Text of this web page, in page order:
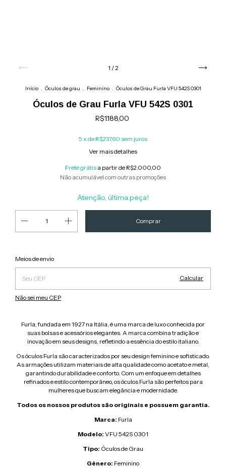
1 /2
Início . Óculos de grau . Feminino . Óculos de Grau Furla VFU 542S 0301
Óculos de Grau Furla VFU 542S 0301
R$1.188,00
5 x de R$237,60 sem juros
Ver mais detalhes
Frete grátis a partir de R$2.000,00
Não acumulável com outras promoções
Atenção, última peça!
Entregas para o CEP:
Meios de envio
Calcular
Não sei meu CEP
Furla, fundada em 1927 na Itália, é uma marca de luxo conhecida por
suas bolsas e acessórios elegantes. A marca combina tradição e
inovação em seus designs, refletindo a essência do estilo italiano.
Os óculos Furla são caracterizados por seu design feminino e sofisticado.
As armações utilizam materiais de alta qualidade como acetato e metal,
garantindo durabilidade e conforto. Com um enfoque em detalhes
refinados e estilo contemporâneo, os óculos Furla são perfeitos para
mulheres que buscam elegância e modernidade.
Todos os nossos produtos são originais e possuem garantia.
Marca: Furla
Modelo: VFU 542S 0301
Tipo: Óculos de Grau
Gênero: Feminino